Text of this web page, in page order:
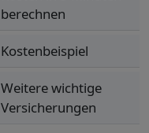
berechnen
Kostenbeispiel
Weitere wichtige
Versicherungen